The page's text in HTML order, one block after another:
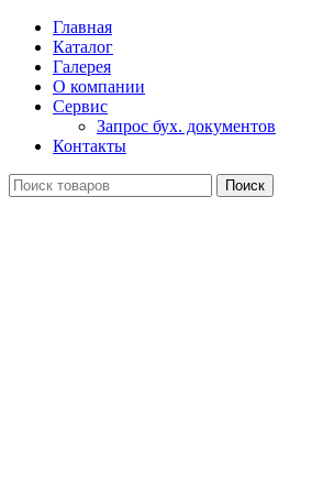
Главная
Каталог
Галерея
О компании
Сервис
Запрос бух. документов
Контакты
Поиск